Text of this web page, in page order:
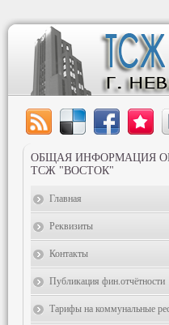
ОБЩАЯ ИНФОРМАЦИЯ
ТСЖ "ВОСТОК"
Главная
Реквизиты
Контакты
Публикация фин.отчётности
Тарифы на коммунальные